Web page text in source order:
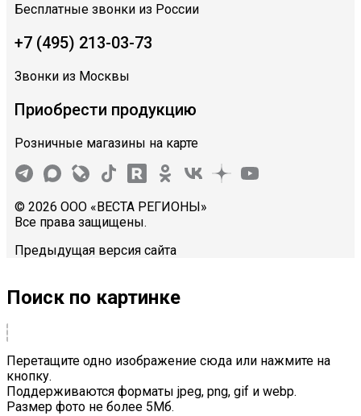
Бесплатные звонки из России
+7 (495) 213-03-73
Звонки из Москвы
Приобрести продукцию
Розничные магазины на карте
© 2026 ООО «ВЕСТА РЕГИОНЫ»
Все права защищены.
Предыдущая версия сайта
Поиск по картинке
Перетащите одно изображение сюда или нажмите на
кнопку.
Поддерживаются форматы jpeg, png, gif и webp.
Размер фото не более 5Mб.